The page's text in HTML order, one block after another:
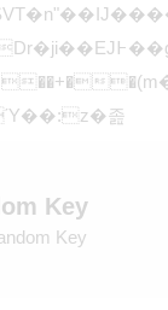
졾
Key
Key